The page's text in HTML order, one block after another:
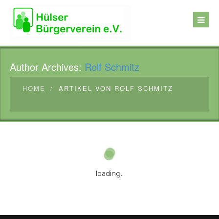
Author Archives: Rolf Schmitz
HOME ARTIKEL VON ROLF SCHMITZ
loading..